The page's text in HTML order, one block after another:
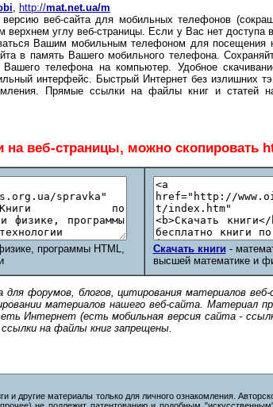
http://mat.net.ua/m
веб-сайта для мобильных телефонов
верхнем углу веб-страницы. Если у Вас нет доступа
Вашим мобильным телефоном для посещения
в память Вашего мобильного телефона.
телефона на компьютер. Удобное
интерфейс. Быстрый Интернет без излишних
Прямые ссылки на файлы книг и статей
веб-страницы, можно скопировать
программы HTML,
Скачать книги -
высшей математике и
для форумов, блогов, цитирования материалов
материалов нашего веб-сайта. Материал
Интернет (есть мобильная версия сайта -
на файлы книг запрещены.
и другие материалы только для личного ознакомления.